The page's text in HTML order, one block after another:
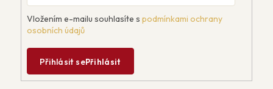
Vložením e-mailu souhlasíte s podmínkami ochrany
osobních údajů
Přihlásit sePřihlásit